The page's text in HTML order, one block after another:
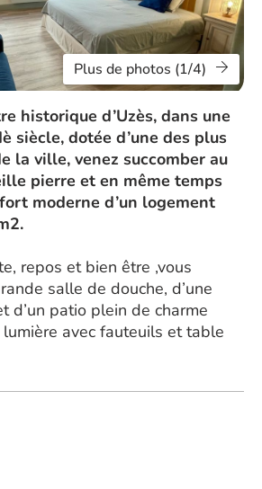
Plus de photos (1/4)
historique d’Uzès, dans une
siècle, dotée d’une des plus
la ville, venez succomber au
pierre et en même temps
moderne d’un logement
repos et bien être ,vous
salle de douche, d’une
d’un patio plein de charme
avec fauteuils et table